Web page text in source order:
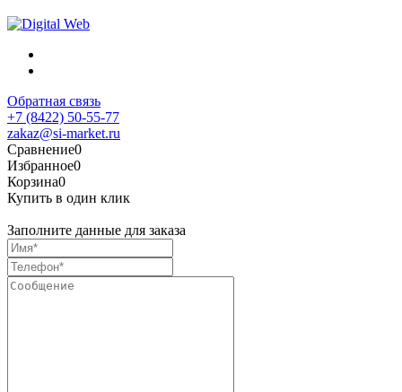
Обратная связь
+7 (8422) 50-55-77
zakaz@si-market.ru
Сравнение0
Избранное0
Корзина0
Купить в один клик
Заполните данные для заказа